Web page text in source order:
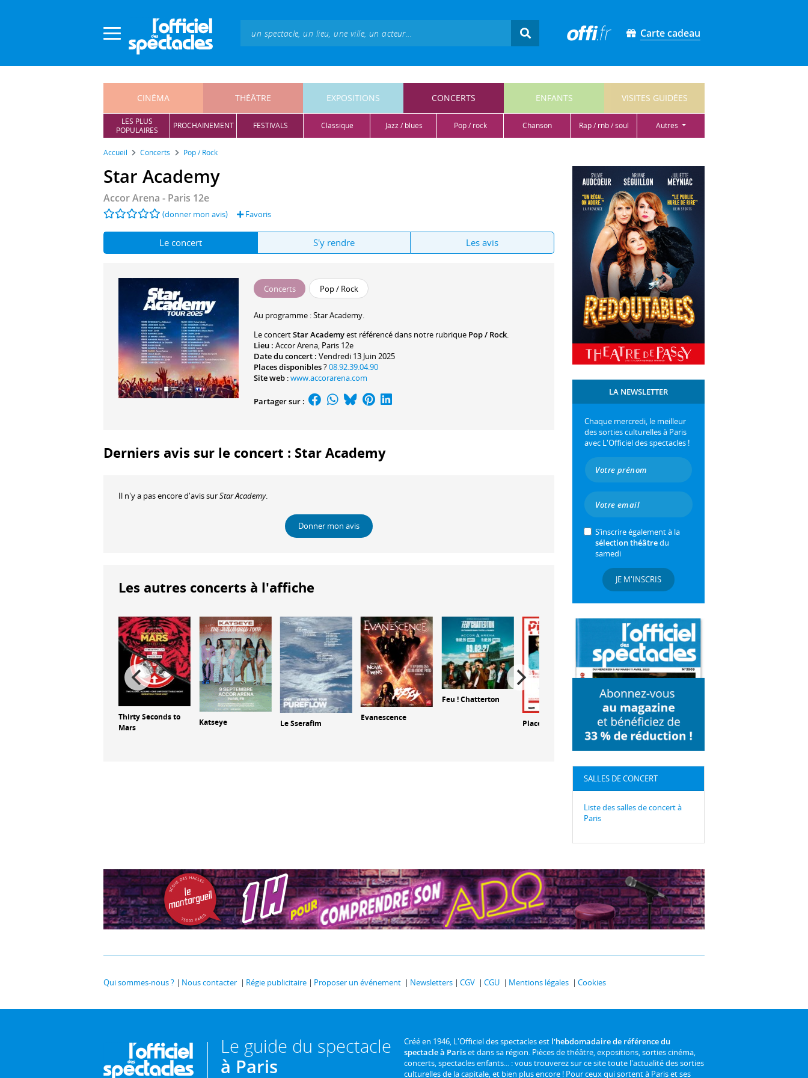
Carte cadeau
CINÉMA THÉÂTRE EXPOSITIONS CONCERTS ENFANTS VISITES GUIDÉES
LES PLUS
POPULAIRES
PROCHAINEMENT FESTIVALS classique jazz / blues pop / rock chanson rap / rnb / soul autres
Accueil Concerts Pop / Rock
Star Academy
Accor Arena - Paris 12e
(donner mon avis) Favoris
Le concert S'y rendre Les avis
Concerts Pop / Rock
Au programme :Star Academy.
Le concertStar Academyest référencé dans notre rubrique Pop / Rock.
Lieu : Accor Arena, Paris 12e
Date du concert : Vendredi 13 Juin 2025
Places disponibles?08.92.39.04.90
Site web :www.accorarena.com
Partager sur :
Derniers avis sur le concert : Star Academy
Il n'y a pas encore d'avis surStar Academy.
Donner mon avis
Les autres concerts à l'affiche
Thirty Seconds to
Mars
Katseye Le Sserafim
Evanescence
Feu ! Chatterton
Placebo
LA NEWSLETTER
Chaque mercredi, le meilleur
des sorties culturelles à Paris
avec L'Officiel des spectacles !
S’inscrire également à la
sélection théâtredu
samedi
JE M'INSCRIS
SALLES DE CONCERT
Liste des salles de concert à
Paris
Qui sommes-nous ? Nous contacter Régie publicitaire Proposer un événement Newsletters CGV CGU Mentions légales Cookies
Le guide du spectacle
à Paris
Créé en 1946, L'Officiel des spectacles est l'hebdomadaire de référence du
spectacle à Pariset dans sa région. Pièces de théâtre, expositions, sorties cinéma,
concerts, spectacles enfants... : vous trouverez sur ce site toute l'actualité des sorties
culturelles de la capitale, et bien plus encore ! Pour ceux qui sortent à Paris et ses